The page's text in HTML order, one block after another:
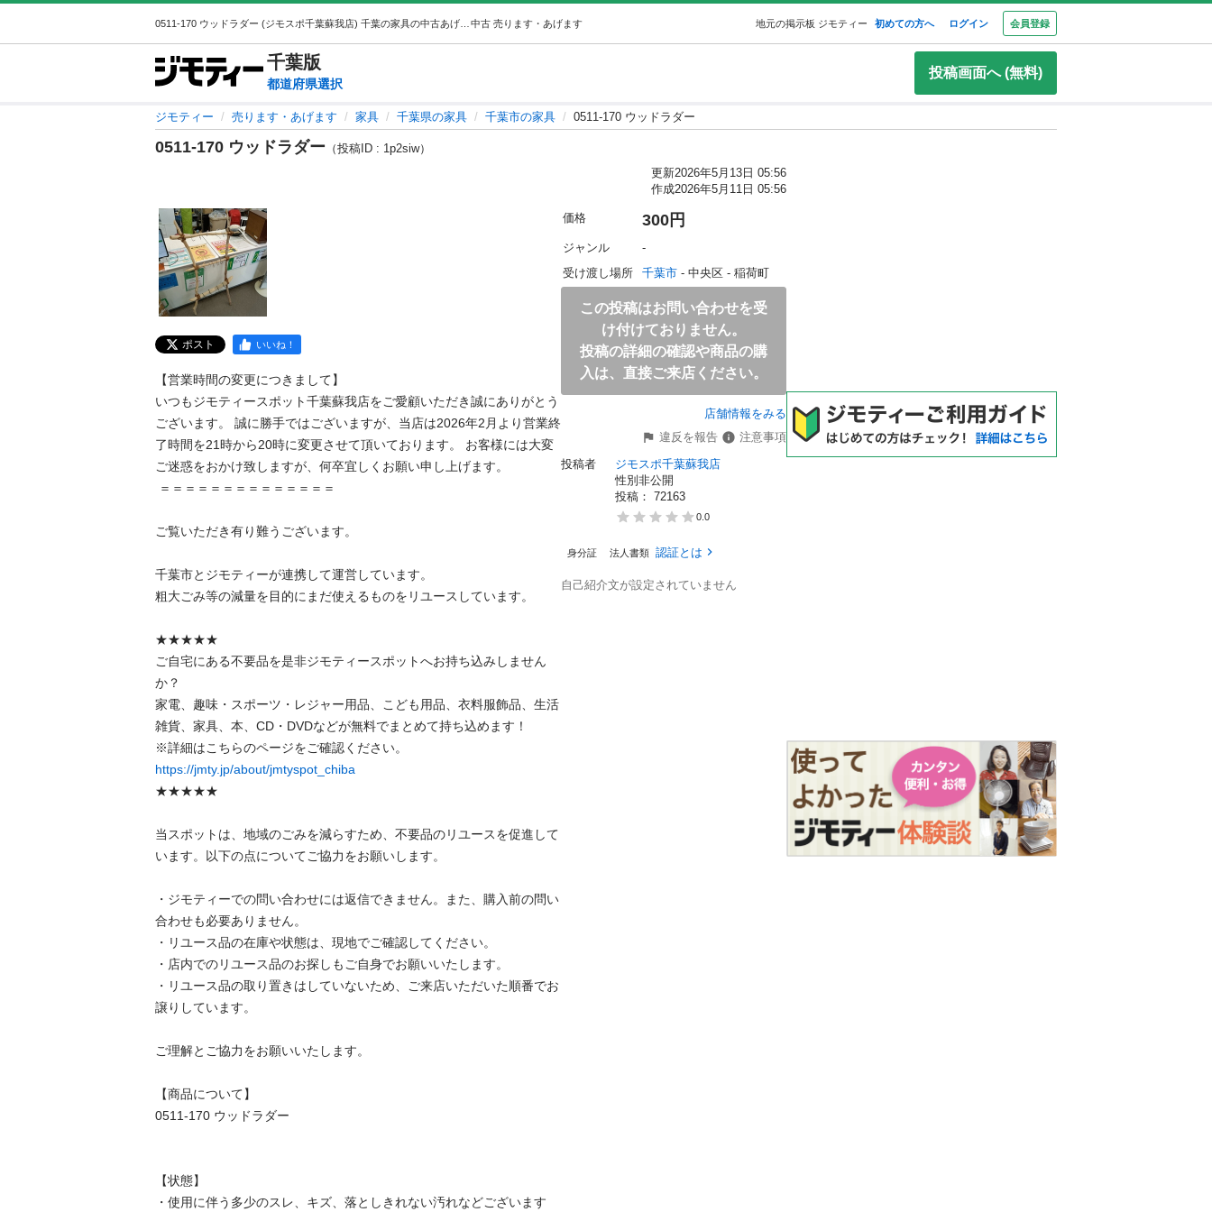
中古 売ります・あげます 地元の掲示板 ジモティー 初めての方へ ログイン 会員登録
千葉版
都道府県選択
投稿画面へ (無料)
ジモティー 売ります・あげます 家具 千葉県の家具 千葉市の家具 0511-170 ウッドラダー
0511-170 ウッドラダー （投稿ID : 1p2siw）
更新2026年5月13日 05:56
作成2026年5月11日 05:56
ポスト いいね！
【営業時間の変更につきまして】
いつもジモティースポット千葉蘇我店をご愛顧いただき誠にありがとう
ございます。 誠に勝手ではございますが、当店は2026年2月より営業終
了時間を21時から20時に変更させて頂いております。 お客様には大変
ご迷惑をおかけ致しますが、何卒宜しくお願い申し上げます。
ご覧いただき有り難うございます。
千葉市とジモティーが連携して運営しています。
粗⼤ごみ等の減量を⽬的にまだ使えるものをリユースしています。
★★★★★
ご自宅にある不要品を是非ジモティースポットへお持ち込みしません
か？
家電、趣味・スポーツ・レジャー用品、こども用品、衣料服飾品、生活
雑貨、家具、本、CD・DVDなどが無料でまとめて持ち込めます！
https://jmty.jp/about/jmtyspot_chiba
★★★★★
当スポットは、地域のごみを減らすため、不要品のリユースを促進して
います。以下の点についてご協力をお願いします。
・ジモティーでの問い合わせには返信できません。また、購入前の問い
合わせも必要ありません。
・リユース品の在庫や状態は、現地でご確認してください。
・店内でのリユース品のお探しもご自身でお願いいたします。
・リユース品の取り置きはしていないため、ご来店いただいた順番でお
譲りしています。
ご理解とご協力をお願いいたします。
【商品について】
0511-170 ウッドラダー
【状態】
・使用に伴う多少のスレ、キズ、落としきれない汚れなどございます
価格 300円
ジャンル
-
受け渡し場所
千葉市 - 中央区 - 稲荷町
この投稿はお問い合わせを受
け付けておりません。
投稿の詳細の確認や商品の購
入は、直接ご来店ください。
店舗情報をみる
違反を報告
注意事項
投稿者
ジモスポ千葉蘇我店
性別非公開
投稿： 72163
0.0
身分証 法人書類 認証とは
自己紹介文が設定されていません